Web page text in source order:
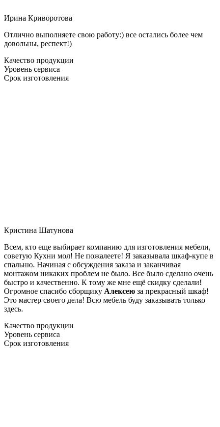
Ирина Криворотова
Отлично выполняете свою работу:) все остались более чем
довольны, респект!)
Качество продукции
Уровень сервиса
Срок изготовления
Кристина Шатунова
Всем, кто еще выбирает компанию для изготовления мебели,
советую Кухни мол! Не пожалеете! Я заказывала шкаф-купе в
спальню. Начиная с обсуждения заказа и заканчивая
монтажом никаких проблем не было. Все было сделано очень
быстро и качественно. К тому же мне ещё скидку сделали!
Огромное спасибо сборщику Алексею за прекрасный шкаф!
Это мастер своего дела! Всю мебель буду заказывать только
здесь.
Качество продукции
Уровень сервиса
Срок изготовления